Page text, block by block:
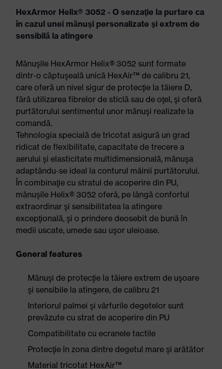
HexArmor Helix® 3052 - O senzaţie la purtare ca
în cazul unei mănuşi personalizate şi extrem de
sensibilă la atingere
Mănuşile HexArmor Helix® 3052 sunt formate
dintr-o căptuşeală unică HexAir™ de calibru 21,
care oferă un nivel sigur de protecţie la tăiere D,
fără utilizarea fibrelor de sticlă sau de oţel, şi oferă
purtătorului sentimentul unor mănuşi realizate la
comandă.
Tehnologia specială de tricotat asigură un grad
ridicat de flexibilitate, capacitate de trecere a
aerului şi elasticitate multidimensională, mănuşa
adaptându-se ideal la conturul mâinii purtătorului.
În combinaţie cu stratul de acoperire din PU,
mănuşile Helix® 3052 oferă, pe lângă confortul
extraordinar şi sensibilitatea la atingere
excepţională, şi o prindere deosebit de bună în
medii uscate, umede sau uşor uleioase.
General features
Mănuşi de protecţie la tăiere extrem de uşoare
şi sensibile la atingere, de calibru 21
Interiorul palmei şi vârfurile degetelor sunt
prevăzute cu strat de acoperire din PU
Compatibilitate cu ecranele tactile
Protecţie în zona dintre degetul mare şi arătător
Material tricotat HexAir™